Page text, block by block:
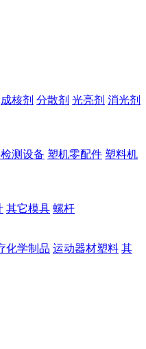
成核剂 分散剂 光亮剂 消光剂
测设备 塑机零配件 塑料机
其它模具 螺杆
化学制品 运动器材塑料 其